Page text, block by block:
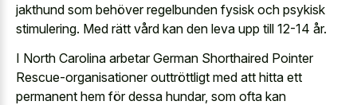
jakthund som behöver regelbunden fysisk och psykisk
stimulering. Med rätt vård kan den leva upp till 12-14 år.
I North Carolina arbetar German Shorthaired Pointer
Rescue-organisationer outtröttligt med att hitta ett
permanent hem för dessa hundar, som ofta kan